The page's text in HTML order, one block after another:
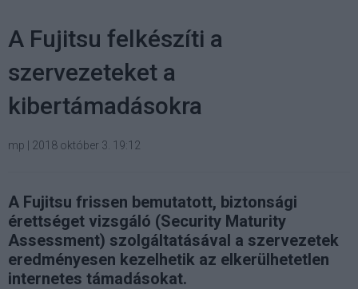
A Fujitsu felkészíti a
szervezeteket a
kibertámadásokra
mp 2018 október 3. 19:12
A Fujitsu frissen bemutatott, biztonsági
érettséget vizsgáló (Security Maturity
Assessment) szolgáltatásával a szervezetek
eredményesen kezelhetik az elkerülhetetlen
internetes támadásokat.